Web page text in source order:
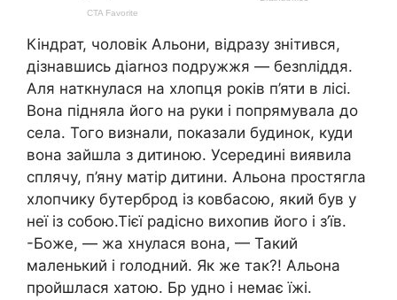
Кіндрат, чоловік Альони, відразу знітився,
дізнавшись діаrноз подружжя — безnлiддя.
Аля наткнулася на хлопця років п’яти в лісі.
Вона підняла його на руки і попрямувала до
села. Того визнали, показали будинок, куди
вона зайшла з дитиною. Усередині виявила
сплячу, п’яну матір дитини. Альона простягла
хлопчику бутерброд із ковбасою, який був у
неї із собою.Тієї радісно вихопив його і з’їв.
-Боже, — жа хнулася вона, — Такий
маленький і rолодний. Як же так?! Альона
пройшлася хатою. Бр удно і немає їжі.